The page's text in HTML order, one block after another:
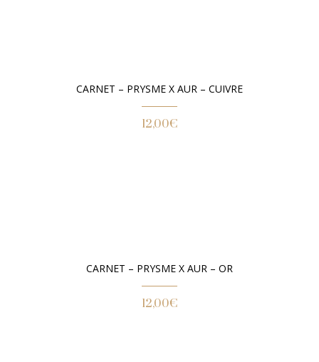
CARNET – PRYSME X AUR – CUIVRE
12,00€
CARNET – PRYSME X AUR – OR
12,00€